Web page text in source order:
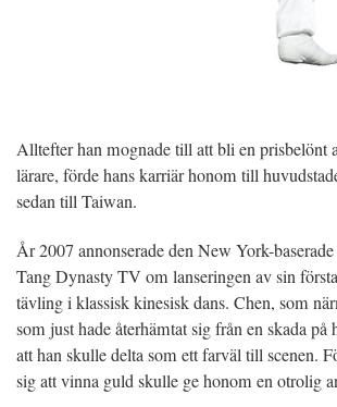
Alltefter han mognade till att bli en prisbelönt
lärare, förde hans karriär honom till
sedan till Taiwan.
År 2007 annonserade den New York-
Tang Dynasty TV om lanseringen av sin
tävling i klassisk kinesisk dans. Chen, som
som just hade återhämtat sig från en skada på
att han skulle delta som ett farväl till scenen.
sig att vinna guld skulle ge honom en otrolig